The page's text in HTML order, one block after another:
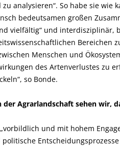
analysieren“. So habe sie wie
bedeutsamen großen
vielfältig“ und
Bereichen
Menschen und
des Artenverlustes zu
so Bonde.
Agrarlandschaft sehen wir,
und mit hohem